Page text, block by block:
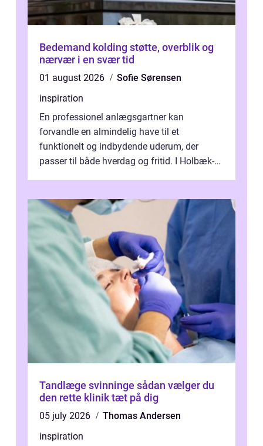
Bedemand kolding støtte, overblik og
nærvær i en svær tid
01 august 2026
Sofie Sørensen
inspiration
En professionel anlægsgartner kan
forvandle en almindelig have til et
funktionelt og indbydende uderum, der
passer til både hverdag og fritid. I Holbæk-
Tandlæge svinninge sådan vælger du
den rette klinik tæt på dig
05 july 2026
Thomas Andersen
inspiration